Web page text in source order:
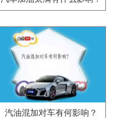
汽油混加对车有何影响？